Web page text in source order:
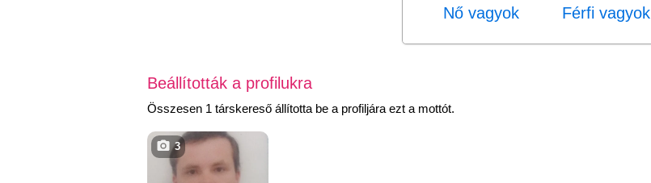
Nő vagyok Férfi vagyok
Beállították a profilukra
Összesen 1 társkereső állította be a profiljára ezt a mottót.
3